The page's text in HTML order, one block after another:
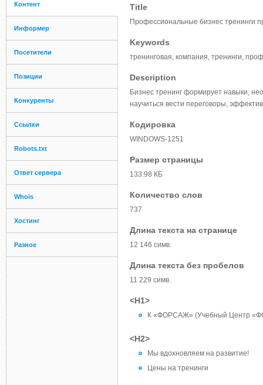
Контент
Информер
Посетители
Позиции
Конкуренты
Ссылки
Robots.txt
Ответ сервера
Whois
Хостинг
Разное
Title
Профессиональные бизнес тренинги
Keywords
тренинговая, компания, тренинги,
Description
Бизнес тренинг формирует навыки,
научиться вести переговоры,
Кодировка
WINDOWS-1251
Размер страницы
133.98 КБ
Количество слов
737
Длина текста на странице
12 146 симв.
Длина текста без пробелов
11 229 симв.
<H1>
К «ФОРСАЖ» (Учебный Центр
<H2>
Мы вдохновляем на развитие!
Цены на тренинги